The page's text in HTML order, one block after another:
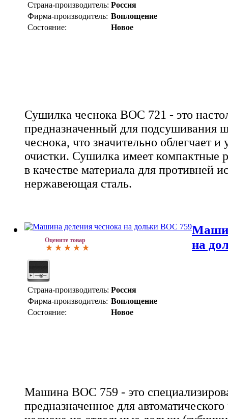
Страна-производитель: Россия
Фирма-производитель: Воплощение
Состояние:
Новое
Сушилка чеснока ВОС 721 - это
предназначенный для подсушивания
чеснока, что значительно облегчает и
очистки. Сушилка имеет компактные
в качестве материала для противней
нержавеющая сталь.
Оцените товар
на
Страна-производитель: Россия
Фирма-производитель: Воплощение
Состояние:
Новое
Машина ВОС 759 - это
предназначенное для